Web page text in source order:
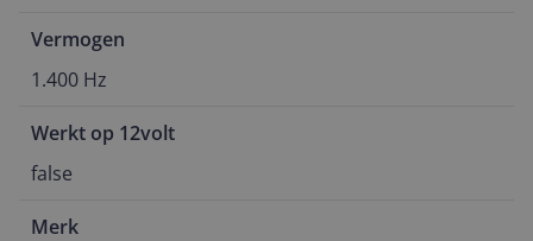
Vermogen
1.400 Hz
Werkt op 12volt
false
Merk